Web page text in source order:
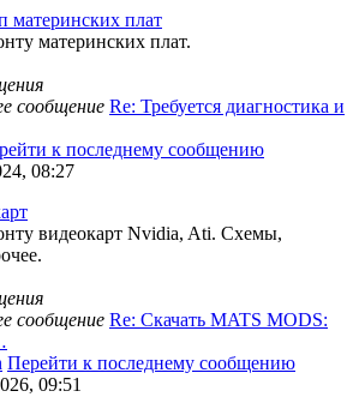
материнских плат
материнских плат.
сообщение Re: Требуется диагностика и
к последнему сообщению
08:27
видеокарт Nvidia, Ati. Схемы,
сообщение Re: Скачать MATS MODS:
Перейти к последнему сообщению
09:51